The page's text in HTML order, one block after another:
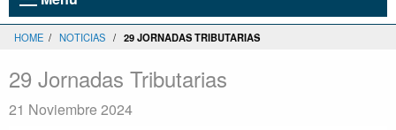
HOME / NOTICIAS / 29 JORNADAS TRIBUTARIAS
29 Jornadas Tributarias
21 Noviembre 2024